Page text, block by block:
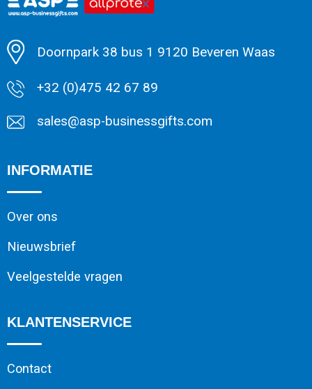
Minimale afname: 50
Doornpark 38 bus 1 9120 Beveren Waas
+32 (0)475 42 67 89
sales@asp-businessgifts.com
INFORMATIE
Over ons
Nieuwsbrief
Veelgestelde vragen
KLANTENSERVICE
Contact